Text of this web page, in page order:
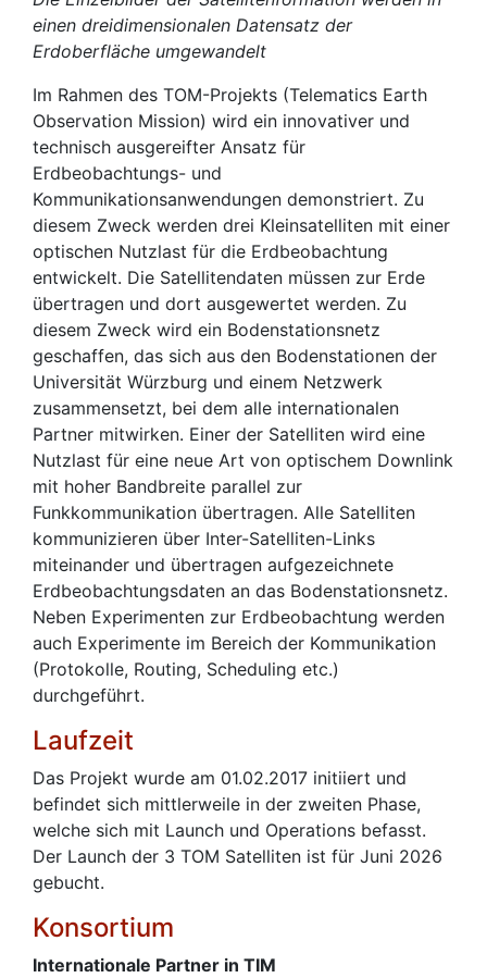
einen dreidimensionalen Datensatz der
Erdoberfläche umgewandelt
Im Rahmen des TOM-Projekts (Telematics Earth
Observation Mission) wird ein innovativer und
technisch ausgereifter Ansatz für
Erdbeobachtungs- und
Kommunikationsanwendungen demonstriert. Zu
diesem Zweck werden drei Kleinsatelliten mit einer
optischen Nutzlast für die Erdbeobachtung
entwickelt. Die Satellitendaten müssen zur Erde
übertragen und dort ausgewertet werden. Zu
diesem Zweck wird ein Bodenstationsnetz
geschaffen, das sich aus den Bodenstationen der
Universität Würzburg und einem Netzwerk
zusammensetzt, bei dem alle internationalen
Partner mitwirken. Einer der Satelliten wird eine
Nutzlast für eine neue Art von optischem Downlink
mit hoher Bandbreite parallel zur
Funkkommunikation übertragen. Alle Satelliten
kommunizieren über Inter-Satelliten-Links
miteinander und übertragen aufgezeichnete
Erdbeobachtungsdaten an das Bodenstationsnetz.
Neben Experimenten zur Erdbeobachtung werden
auch Experimente im Bereich der Kommunikation
(Protokolle, Routing, Scheduling etc.)
durchgeführt.
Laufzeit
Das Projekt wurde am 01.02.2017 initiiert und
befindet sich mittlerweile in der zweiten Phase,
welche sich mit Launch und Operations befasst.
Der Launch der 3 TOM Satelliten ist für Juni 2026
gebucht.
Konsortium
Internationale Partner in TIM